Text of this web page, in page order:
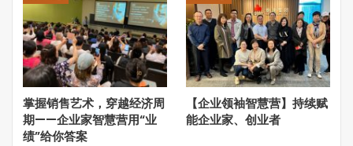
Prolog一般用于基本机制的编程，通过提供模式匹配、自
动回溯和基于树的数据结构化机制来提高AI项目的灵活性。
（2）C/C++
C++是面向特定对象编程速度最快的语言，其对时间的高度
敏感性对于AI项目的开发很有帮助，许多搜索引擎就用了
C++进行编程。在AI项目中，C++可以用于诸如神经网络这
掌握销售艺术，穿越经济周
期——企业家智慧营用“业
绩”给你答案
【企业领袖智慧营】持续赋
能企业家、创业者